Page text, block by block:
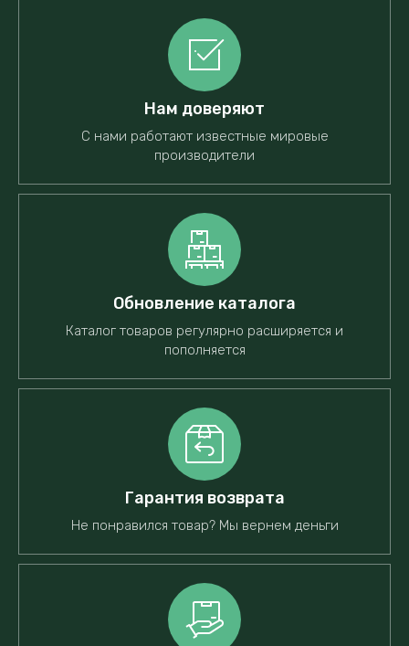
Нам доверяют
С нами работают известные мировые
производители
Обновление каталога
Каталог товаров регулярно расширяется и
пополняется
Гарантия возврата
Не понравился товар? Мы вернем деньги